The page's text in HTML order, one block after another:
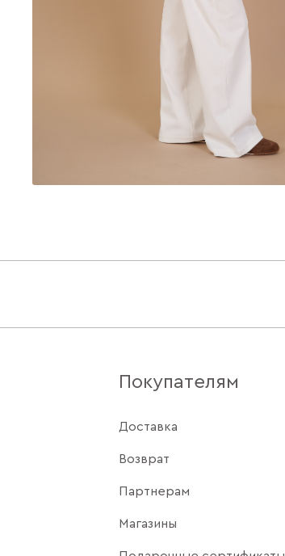
Покупателям
Доставка
Возврат
Партнерам
Магазины